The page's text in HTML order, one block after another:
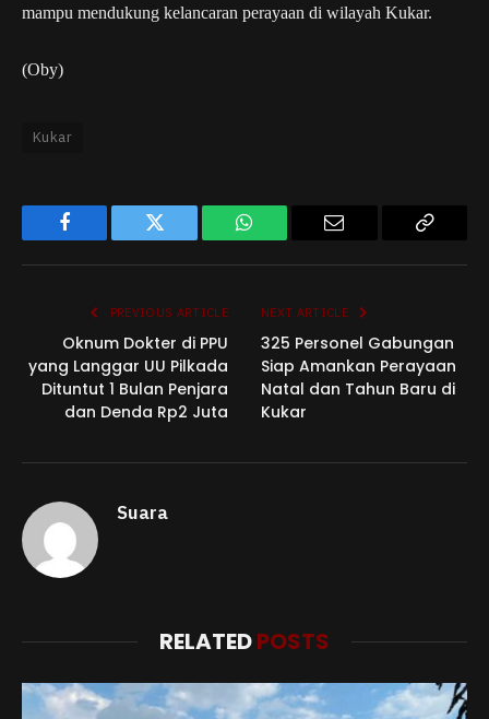
mampu mendukung kelancaran perayaan di wilayah Kukar.
(Oby)
Kukar
Facebook Twitter WhatsApp Email
Copy
PREVIOUS ARTICLE
Oknum Dokter di PPU
yang Langgar UU Pilkada
Dituntut 1 Bulan Penjara
dan Denda Rp2 Juta
NEXT ARTICLE
325 Personel Gabungan
Siap Amankan Perayaan
Natal dan Tahun Baru di
Kukar
Suara
RELATEDPOSTS